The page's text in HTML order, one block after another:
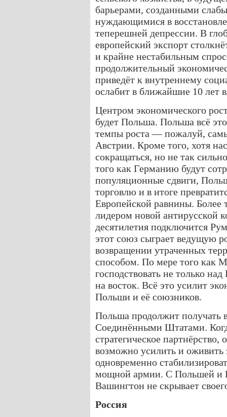
барьерами, созданными
нуждающимися в
теперешней депрессии. В
европейский экспорт
и крайне нестабильным
продолжительный
приведёт к внутреннему
ослабит в ближайшие 10 лет
Центром экономического
будет Польша. Польша всё
темпы роста — пожалуй,
Австрии. Кроме того, хотя
сокращаться, но не так
того как Германию будут
популяционные сдвиги,
торговлю и в итоге
Европейской равнины.
лидером новой антирусской
десятилетия подключится
этот союз сыграет ведущую
возвращении утраченных
способом. По мере того как
господствовать не только
на восток. Всё это усилит
Польши и её союзников.
Польша продолжит получать
Соединёнными Штатами.
стратегическое партнёрство,
возможно усилить и
одновременно
мощной армии. С Польшей и
Вашингтон не скрывает
Россия